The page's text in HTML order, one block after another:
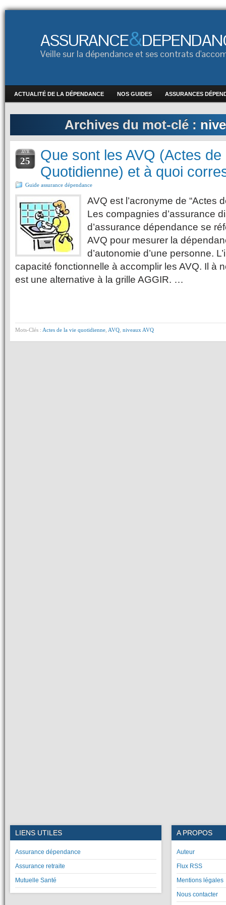
ASSURANCE&
Veille sur la dépendance et ses contrats
ACTUALITÉ DE LA DÉPENDANCE NOS GUIDES ASSURANCES
Archives du mot-clé :
AVR
25
Que sont les AVQ (Actes de
Quotidienne) et à quoi
Guide assurance dépendance
AVQ est l’acronyme de “Actes
Les compagnies d’assurance
d’assurance dépendance se
AVQ pour mesurer la
d’autonomie d’une personne.
capacité fonctionnelle à accomplir les AVQ. Il à
est une alternative à la grille AGGIR. …
Mots-Clés : Actes de la vie quotidienne AVQ niveaux AVQ
LIENS UTILES
Assurance dépendance
Assurance retraite
Mutuelle Santé
A PROPOS
Auteur
Flux RSS
Mentions légales
Nous contacter